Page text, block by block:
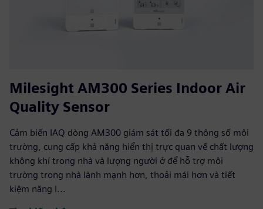
Milesight AM300 Series Indoor Air
Quality Sensor
Cảm biến IAQ dòng AM300 giám sát tối đa 9 thông số môi
trường, cung cấp khả năng hiển thị trực quan về chất lượng
không khí trong nhà và lượng người ở để hỗ trợ môi
trường trong nhà lành mạnh hơn, thoải mái hơn và tiết
kiệm năng l...